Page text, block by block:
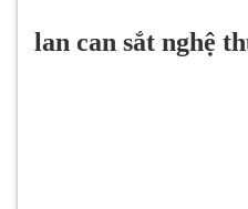
lan can sắt nghệ